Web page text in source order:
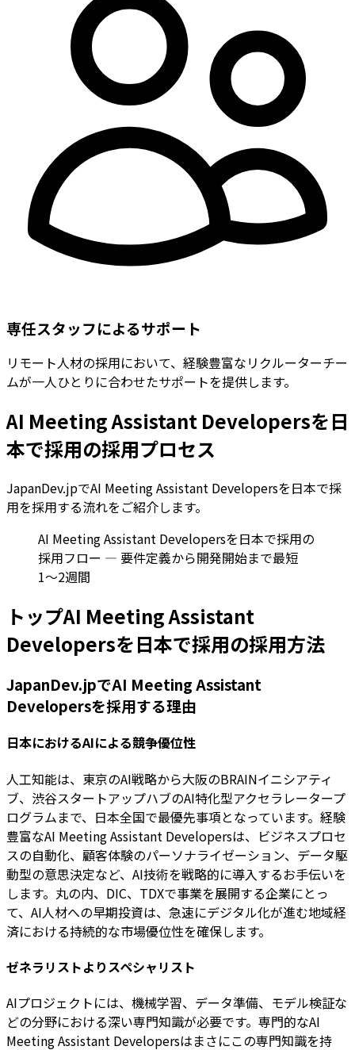
専任スタッフによるサポート
リモート人材の採用において、経験豊富なリクルーターチー
ムが一人ひとりに合わせたサポートを提供します。
AI Meeting Assistant Developersを日
本で採用の採用プロセス
JapanDev.jpでAI Meeting Assistant Developersを日本で採
用を採用する流れをご紹介します。
AI Meeting Assistant Developersを日本で採用の
採用フロー — 要件定義から開発開始まで最短
1〜2週間
トップAI Meeting Assistant
Developersを日本で採用の採用方法
JapanDev.jpでAI Meeting Assistant
Developersを採用する理由
日本におけるAIによる競争優位性
人工知能は、東京のAI戦略から大阪のBRAINイニシアティ
ブ、渋谷スタートアップハブのAI特化型アクセラレータープ
ログラムまで、日本全国で最優先事項となっています。経験
豊富なAI Meeting Assistant Developersは、ビジネスプロセ
スの自動化、顧客体験のパーソナライゼーション、データ駆
動型の意思決定など、AI技術を戦略的に導入するお手伝いを
します。丸の内、DIC、TDXで事業を展開する企業にとっ
て、AI人材への早期投資は、急速にデジタル化が進む地域経
済における持続的な市場優位性を確保します。
ゼネラリストよりスペシャリスト
AIプロジェクトには、機械学習、データ準備、モデル検証な
どの分野における深い専門知識が必要です。専門的なAI
Meeting Assistant Developersはまさにこの専門知識を持